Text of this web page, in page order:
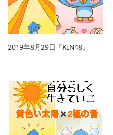
2019年8月29日『KIN48』